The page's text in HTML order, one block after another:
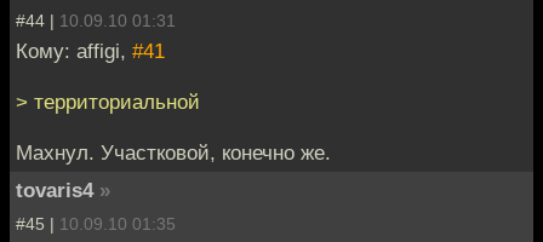
#44 | 10.09.10 01:31
Кому: affigi, #41
> территориальной
Махнул. Участковой, конечно же.
tovaris4 »
#45 | 10.09.10 01:35